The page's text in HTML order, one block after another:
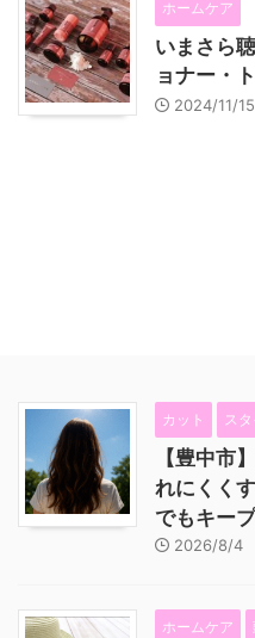
ホームケア
いまさら
ョナー・
2024/11/15
カット ス
【豊中市
れにくく
でもキー
2026/8/4
ホームケア